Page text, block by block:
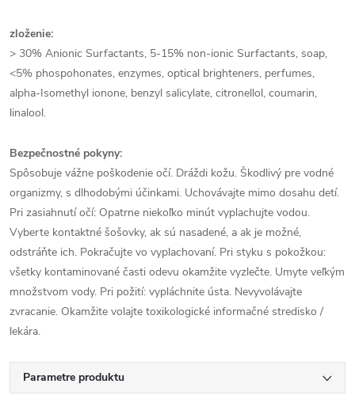
zloženie:
> 30% Anionic Surfactants, 5-15% non-ionic Surfactants, soap,
<5% phospohonates, enzymes, optical brighteners, perfumes,
alpha-Isomethyl ionone, benzyl salicylate, citronellol, coumarin,
linalool.
Bezpečnostné pokyny:
Spôsobuje vážne poškodenie očí. Dráždi kožu. Škodlivý pre vodné
organizmy, s dlhodobými účinkami. Uchovávajte mimo dosahu detí.
Pri zasiahnutí očí: Opatrne niekoľko minút vyplachujte vodou.
Vyberte kontaktné šošovky, ak sú nasadené, a ak je možné,
odstráňte ich. Pokračujte vo vyplachovaní. Pri styku s pokožkou:
všetky kontaminované časti odevu okamžite vyzlečte. Umyte veľkým
množstvom vody. Pri požití: vypláchnite ústa. Nevyvolávajte
zvracanie. Okamžite volajte toxikologické informačné stredisko /
lekára.
Parametre produktu